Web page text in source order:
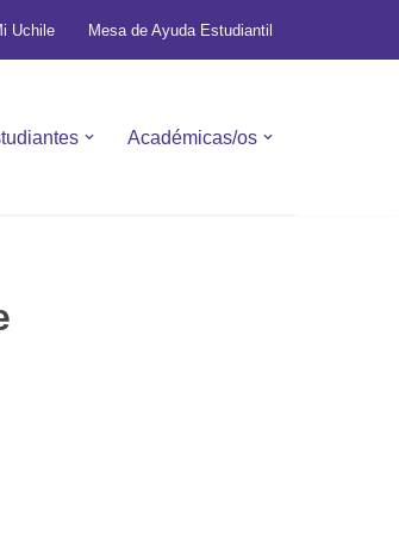
Uchile Mesa de Ayuda Estudiantil
Académicas/os